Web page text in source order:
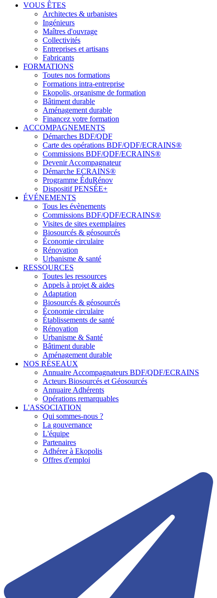
VOUS ÊTES
Architectes & urbanistes
Ingénieurs
Maîtres d'ouvrage
Collectivités
Entreprises et artisans
Fabricants
FORMATIONS
Toutes nos formations
Formations intra-entreprise
Ekopolis, organisme de formation
Bâtiment durable
Aménagement durable
Financez votre formation
ACCOMPAGNEMENTS
Démarches BDF/QDF
Carte des opérations BDF/QDF/ECRAINS®
Commissions BDF/QDF/ECRAINS®
Devenir Accompagnateur
Démarche ECRAINS®
Programme ÉduRénov
Dispositif PENSÉE+
ÉVÉNEMENTS
Tous les évènements
Commissions BDF/QDF/ECRAINS®
Visites de sites exemplaires
Biosourcés & géosourcés
Économie circulaire
Rénovation
Urbanisme & santé
RESSOURCES
Toutes les ressources
Appels à projet & aides
Adaptation
Biosourcés & géosourcés
Économie circulaire
Établissements de santé
Rénovation
Urbanisme & Santé
Bâtiment durable
Aménagement durable
NOS RÉSEAUX
Annuaire Accompagnateurs BDF/QDF/ECRAINS
Acteurs Biosourcés et Géosourcés
Annuaire Adhérents
Opérations remarquables
L'ASSOCIATION
Qui sommes-nous ?
La gouvernance
L'équipe
Partenaires
Adhérer à Ekopolis
Offres d'emploi